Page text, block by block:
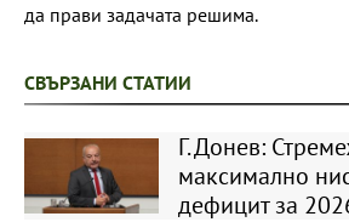
да прави задачата решима.
СВЪРЗАНИ СТАТИИ
Г. Донев:
максимално
дефицит за